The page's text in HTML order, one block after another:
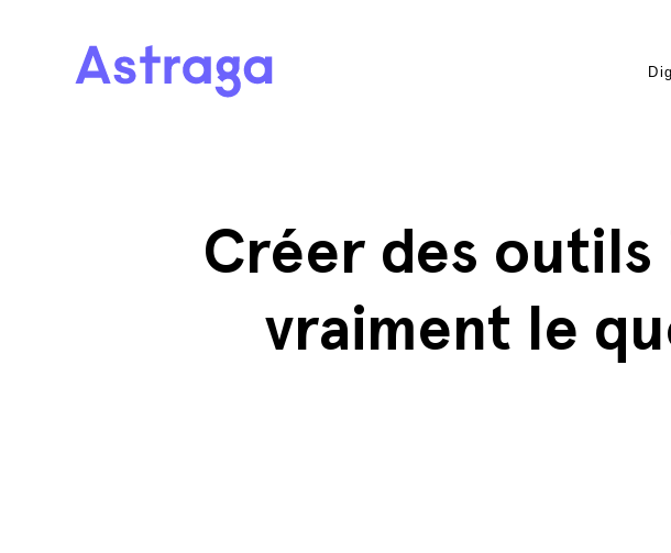
Créer des
vraiment le